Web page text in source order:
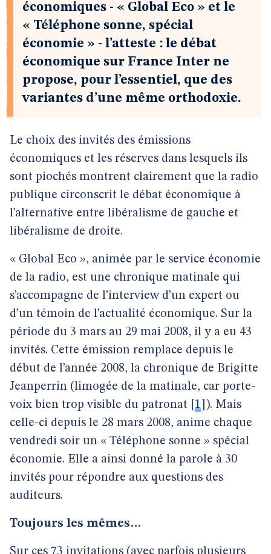
économiques - « Global Eco » et le
« Téléphone sonne, spécial
économie » - l’atteste : le débat
économique sur France Inter ne
propose, pour l’essentiel, que des
variantes d’une même orthodoxie.
Le choix des invités des émissions
économiques et les réserves dans lesquels ils
sont piochés montrent clairement que la radio
publique circonscrit le débat économique à
l’alternative entre libéralisme de gauche et
libéralisme de droite.
« Global Eco », animée par le service économie
de la radio, est une chronique matinale qui
s’accompagne de l’interview d’un expert ou
d’un témoin de l’actualité économique. Sur la
période du 3 mars au 29 mai 2008, il y a eu 43
invités. Cette émission remplace depuis le
début de l’année 2008, la chronique de Brigitte
Jeanperrin (limogée de la matinale, car porte-
voix bien trop visible du patronat 1 ). Mais
celle-ci depuis le 28 mars 2008, anime chaque
vendredi soir un « Téléphone sonne » spécial
économie. Elle a ainsi donné la parole à 30
invités pour répondre aux questions des
auditeurs.
Toujours les mêmes…
Sur ces 73 invitations (avec parfois plusieurs